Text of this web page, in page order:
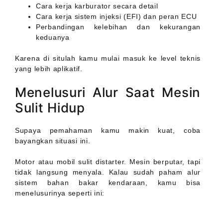
Cara kerja karburator secara detail
Cara kerja sistem injeksi (EFI) dan peran ECU
Perbandingan kelebihan dan kekurangan
keduanya
Karena di situlah kamu mulai masuk ke level teknis
yang lebih aplikatif.
Menelusuri Alur Saat Mesin
Sulit Hidup
Supaya pemahaman kamu makin kuat, coba
bayangkan situasi ini.
Motor atau mobil sulit distarter. Mesin berputar, tapi
tidak langsung menyala. Kalau sudah paham alur
sistem bahan bakar kendaraan, kamu bisa
menelusurinya seperti ini: